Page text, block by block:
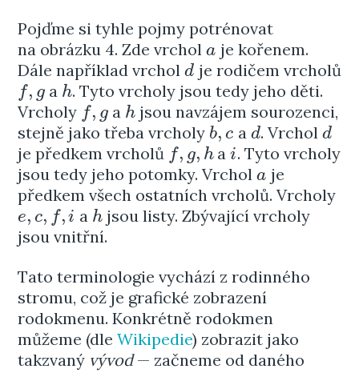
Pojďme si tyhle pojmy potrénovat
na obrázku 4. Zde vrchola
a je kořenem.
Dále například vrchold
d je rodičem vrcholů
f, g
f,g a h
h. Tyto vrcholy jsou tedy jeho děti.
Vrcholy f, g
f,g a h
h jsou navzájem sourozenci,
stejně jako třeba vrcholy b, c
b, c a d
d. Vrchol d
d
je předkem vrcholů f, g, h
f,g ,h ai
i. Tyto vrcholy
jsou tedy jeho potomky. Vrchola
a je
předkem všech ostatních vrcholů. Vrcholy
e, c, f,i
e,c,f i a h
hjsou listy. Zbývající vrcholy
jsou vnitřní.
Tato terminologie vychází z rodinného
stromu, což je grafické zobrazení
rodokmenu. Konkrétně rodokmen
můžeme (dleWikipedie) zobrazit jako
takzvaný vývod— začneme od daného